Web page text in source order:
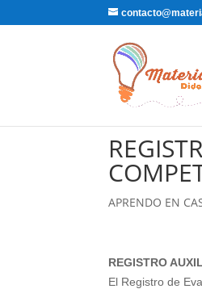
APRENDO EN
REGISTRO
El Registro de